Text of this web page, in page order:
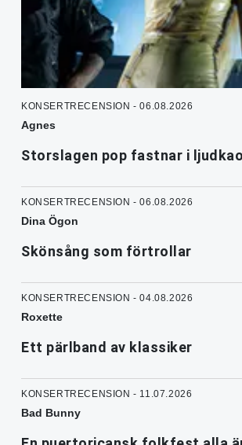
KONSERTRECENSION - 06.08.2026
Agnes
Storslagen pop fastnar i
KONSERTRECENSION - 06.08.2026
Dina Ögon
Skönsång som förtrollar
KONSERTRECENSION - 04.08.2026
Roxette
Ett pärlband av klassiker
KONSERTRECENSION - 11.07.2026
Bad Bunny